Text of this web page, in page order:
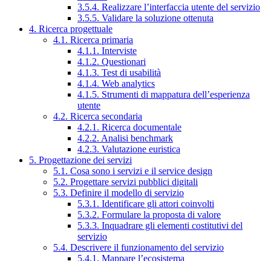
3.5.4. Realizzare l’interfaccia utente del servizio
3.5.5. Validare la soluzione ottenuta
4. Ricerca progettuale
4.1. Ricerca primaria
4.1.1. Interviste
4.1.2. Questionari
4.1.3. Test di usabilità
4.1.4. Web analytics
4.1.5. Strumenti di mappatura dell’esperienza
utente
4.2. Ricerca secondaria
4.2.1. Ricerca documentale
4.2.2. Analisi benchmark
4.2.3. Valutazione euristica
5. Progettazione dei servizi
5.1. Cosa sono i servizi e il service design
5.2. Progettare servizi pubblici digitali
5.3. Definire il modello di servizio
5.3.1. Identificare gli attori coinvolti
5.3.2. Formulare la proposta di valore
5.3.3. Inquadrare gli elementi costitutivi del
servizio
5.4. Descrivere il funzionamento del servizio
5.4.1. Mappare l’ecosistema